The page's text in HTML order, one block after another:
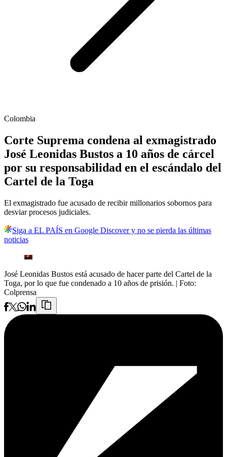
Colombia
Corte Suprema condena al exmagistrado
José Leonidas Bustos a 10 años de cárcel
por su responsabilidad en el escándalo del
Cartel de la Toga
El exmagistrado fue acusado de recibir millonarios sobornos para
desviar procesos judiciales.
Siga a EL PAÍS en Google Discover y no se pierda las últimas
noticias
José Leonidas Bustos está acusado de hacer parte del Cartel de la
Toga, por lo que fue condenado a 10 años de prisión. | Foto:
Colprensa